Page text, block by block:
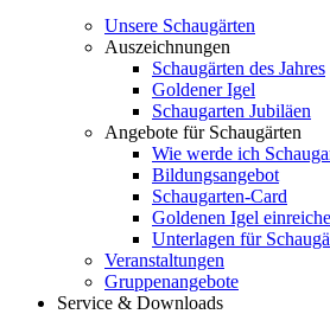
Unsere Schaugärten
Auszeichnungen
Schaugärten des Jahres
Goldener Igel
Schaugarten Jubiläen
Angebote für Schaugärten
Wie werde ich
Bildungsangebot
Schaugarten-Card
Goldenen Igel
Unterlagen für
Veranstaltungen
Gruppenangebote
Service & Downloads